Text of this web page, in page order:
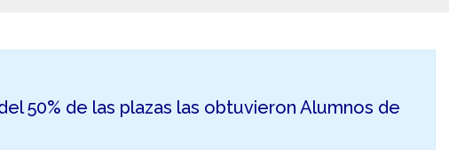
del 50% de las plazas las obtuvieron Alumnos de